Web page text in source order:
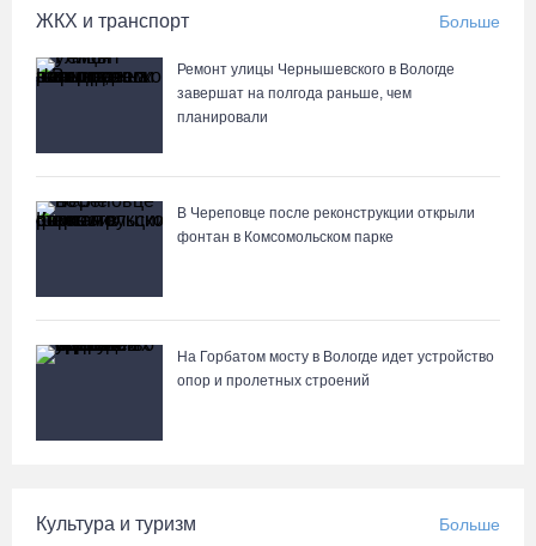
Самая маленькая и самая ценная баскетболистка Анастасия
Сущик вновь в «Чевакате»
06.08.26 / 08:57
06.08.26 / 08:50
выборах в Госдуму
В заречной части Вологды открылся новый офис МФЦ
ЖКХ и транспорт Больше
Ремонт улицы Чернышевского в Вологде
завершат на полгода раньше, чем
планировали
В Череповце после реконструкции открыли
фонтан в Комсомольском парке
На Горбатом мосту в Вологде идет устройство
опор и пролетных строений
Культура и туризм Больше